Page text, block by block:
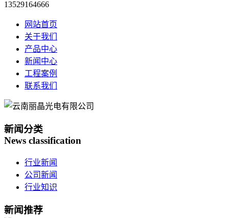
13529164666
网站首页
关于我们
产品中心
新闻中心
工程案例
联系我们
新闻分类
News classification
行业新闻
公司新闻
行业知识
新闻推荐